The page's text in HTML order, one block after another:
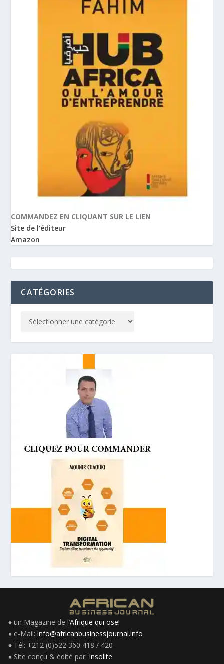
COMMANDEZ EN CLIQUANT SUR LE LIEN
Site de l'éditeur
Amazon
CATÉGORIES
♦ un Magazine de l’Afrique qui ose!
♦ e-Mail: info@africanbusinessjournal.info
♦ Tél: +212 (0)522 360 418 / 420
♦ Site conçu & édité par: Insolite